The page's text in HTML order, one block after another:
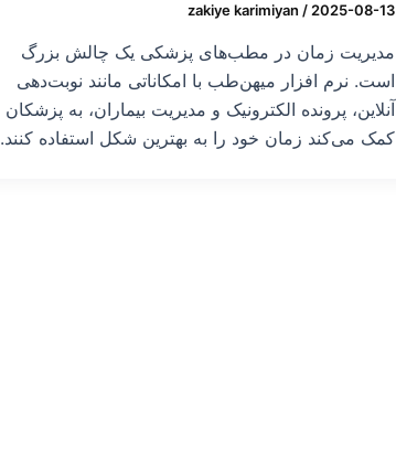
zakiye karimiyan/2025-08-13
مدیریت زمان در مطب‌های پزشکی یک چالش بزرگ
است. نرم افزار میهن‌طب با امکاناتی مانند نوبت‌دهی
آنلاین، پرونده الکترونیک و مدیریت بیماران، به پزشکان
کمک می‌کند زمان خود را به بهترین شکل استفاده کنند.